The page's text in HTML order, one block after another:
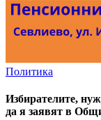
Политика
Избирателите,
да я заявят в